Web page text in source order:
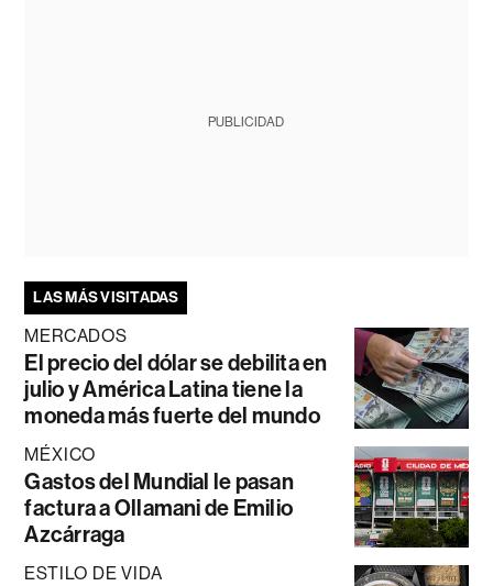
PUBLICIDAD
LAS MÁS VISITADAS
MERCADOS
El precio del dólar se debilita en
julio y América Latina tiene la
moneda más fuerte del mundo
MÉXICO
Gastos del Mundial le pasan
factura a Ollamani de Emilio
Azcárraga
ESTILO DE VIDA